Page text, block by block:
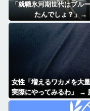
「就職氷河期世代はブル
たんでしょ？」→
女性「増えるワカメを大
実際にやってみるわ」 →